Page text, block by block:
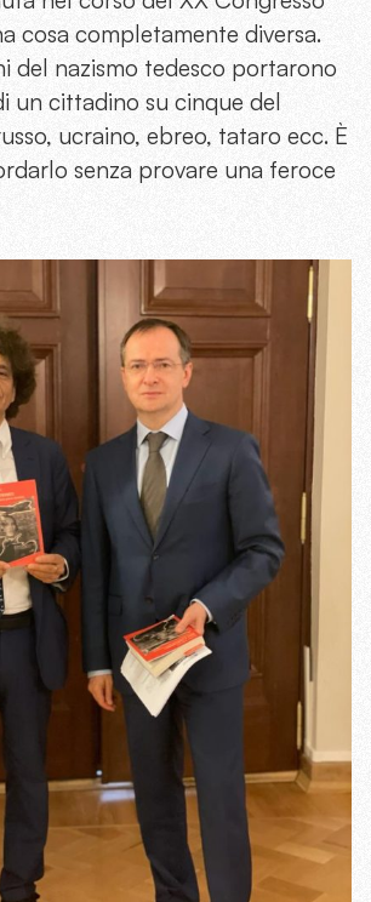
cosa completamente diversa.
del nazismo tedesco portarono
un cittadino su cinque del
ucraino, ebreo, tataro ecc. È
senza provare una feroce